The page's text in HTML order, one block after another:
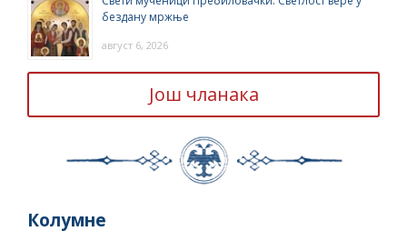
бездану мржње
август 6, 2026
Још чланака
Колумне